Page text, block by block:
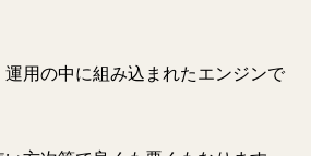
用の中に組み込まれたエンジンで